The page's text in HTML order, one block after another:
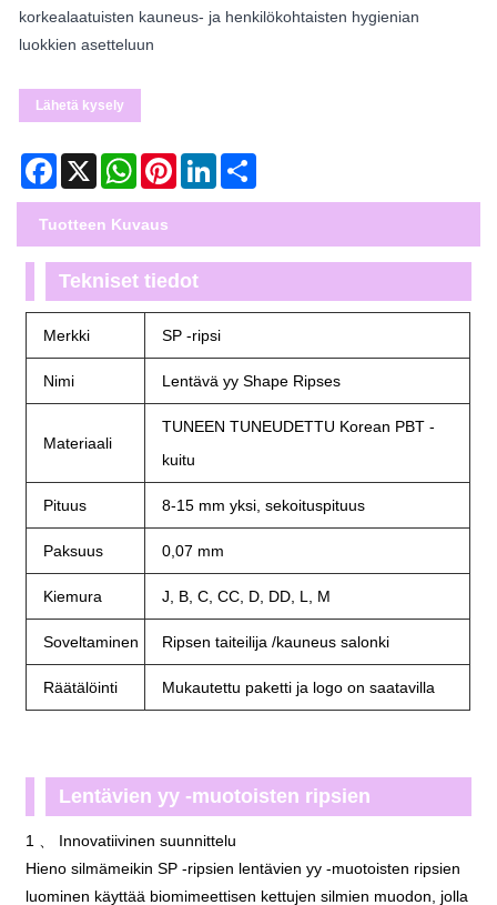
korkealaatuisten kauneus- ja henkilökohtaisten hygienian
luokkien asetteluun
Lähetä kysely
Facebook
X WhatsAppPinterestLinkedIn
Tuotteen Kuvaus
Tekniset tiedot
Merkki SP -ripsi
Nimi Lentävä yy Shape Ripses
Materiaali
TUNEEN TUNEUDETTU Korean PBT -
kuitu
Pituus 8-15 mm yksi, sekoituspituus
Paksuus 0,07 mm
Kiemura J, B, C, CC, D, DD, L, M
Soveltaminen Ripsen taiteilija /kauneus salonki
Räätälöinti Mukautettu paketti ja logo on saatavilla
Lentävien yy -muotoisten ripsien
ominaisuudet:
1 、 Innovatiivinen suunnittelu
Hieno silmämeikin SP -ripsien lentävien yy -muotoisten ripsien
luominen käyttää biomimeettisen kettujen silmien muodon, jolla